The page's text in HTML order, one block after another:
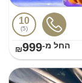
10
5
החל מ-₪999